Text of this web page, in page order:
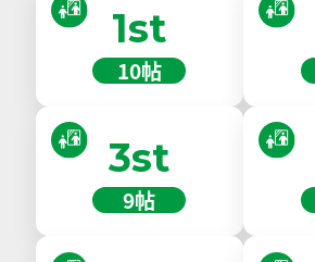
1st
10帖
3st
9帖